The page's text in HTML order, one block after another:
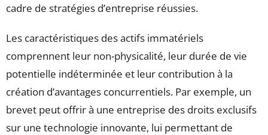
cadre de stratégies d’entreprise réussies.
Les caractéristiques des actifs immatériels
comprennent leur non-physicalité, leur durée de vie
potentielle indéterminée et leur contribution à la
création d’avantages concurrentiels. Par exemple, un
brevet peut offrir à une entreprise des droits exclusifs
sur une technologie innovante, lui permettant de